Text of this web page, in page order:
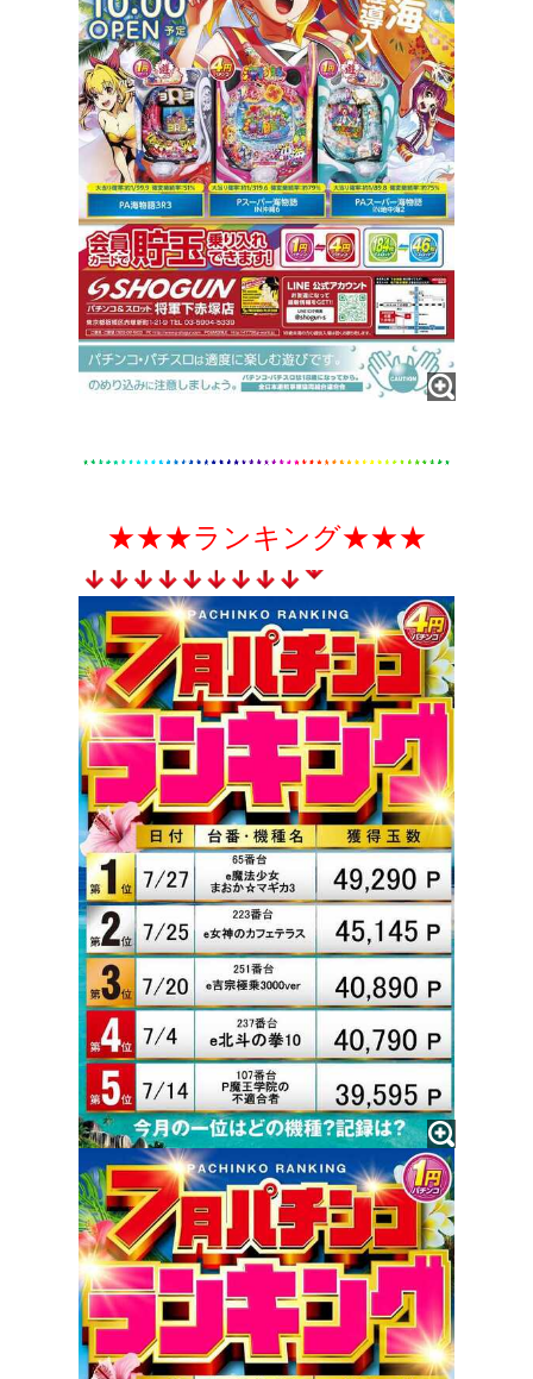
★★★ランキング★★★